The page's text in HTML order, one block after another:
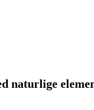
naturlige